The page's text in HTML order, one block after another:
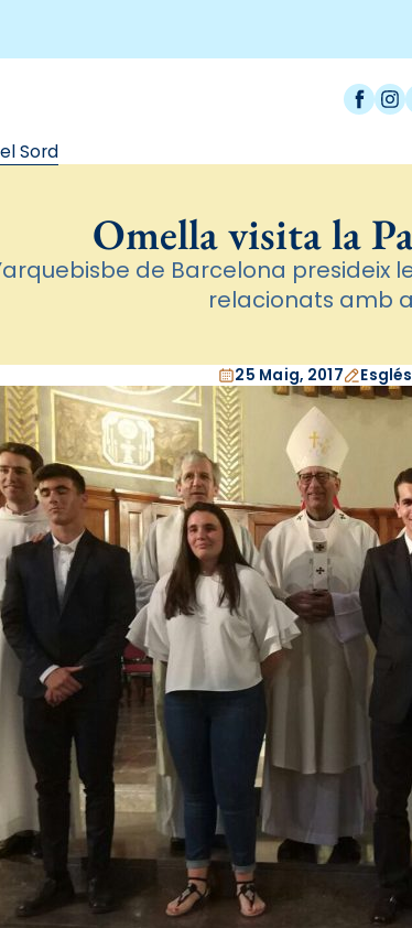
Sord
Omella visita la
de Barcelona presideix
relacionats amb
25 Maig, 2017